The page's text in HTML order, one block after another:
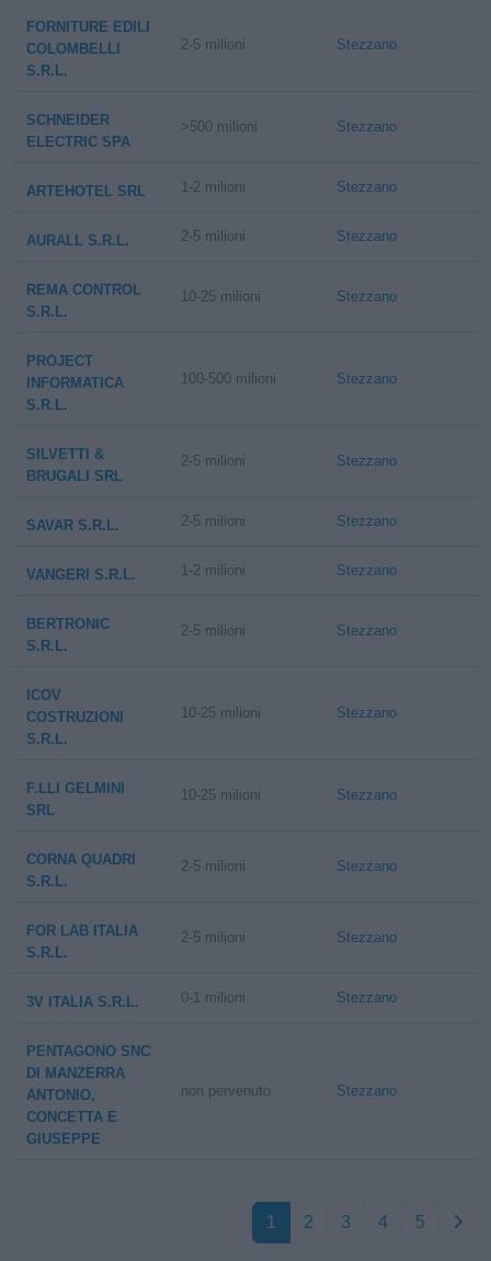
FORNITURE EDILI
COLOMBELLI
S.R.L.
2-5 milioni Stezzano
SCHNEIDER
ELECTRIC SPA
>500 milioni Stezzano
ARTEHOTEL SRL 1-2 milioni Stezzano
AURALL S.R.L. 2-5 milioni Stezzano
REMA CONTROL
S.R.L.
10-25 milioni Stezzano
PROJECT
INFORMATICA
S.R.L.
100-500 milioni Stezzano
SILVETTI &
BRUGALI SRL
2-5 milioni Stezzano
SAVAR S.R.L. 2-5 milioni Stezzano
VANGERI S.R.L. 1-2 milioni Stezzano
BERTRONIC
S.R.L.
2-5 milioni Stezzano
ICOV
COSTRUZIONI
S.R.L.
10-25 milioni Stezzano
F.LLI GELMINI
SRL
10-25 milioni Stezzano
CORNA QUADRI
S.R.L.
2-5 milioni Stezzano
FOR LAB ITALIA
S.R.L.
2-5 milioni Stezzano
3V ITALIA S.R.L. 0-1 milioni Stezzano
PENTAGONO SNC
DI MANZERRA
ANTONIO,
CONCETTA E
GIUSEPPE
non pervenuto Stezzano
1 2 3 4 5